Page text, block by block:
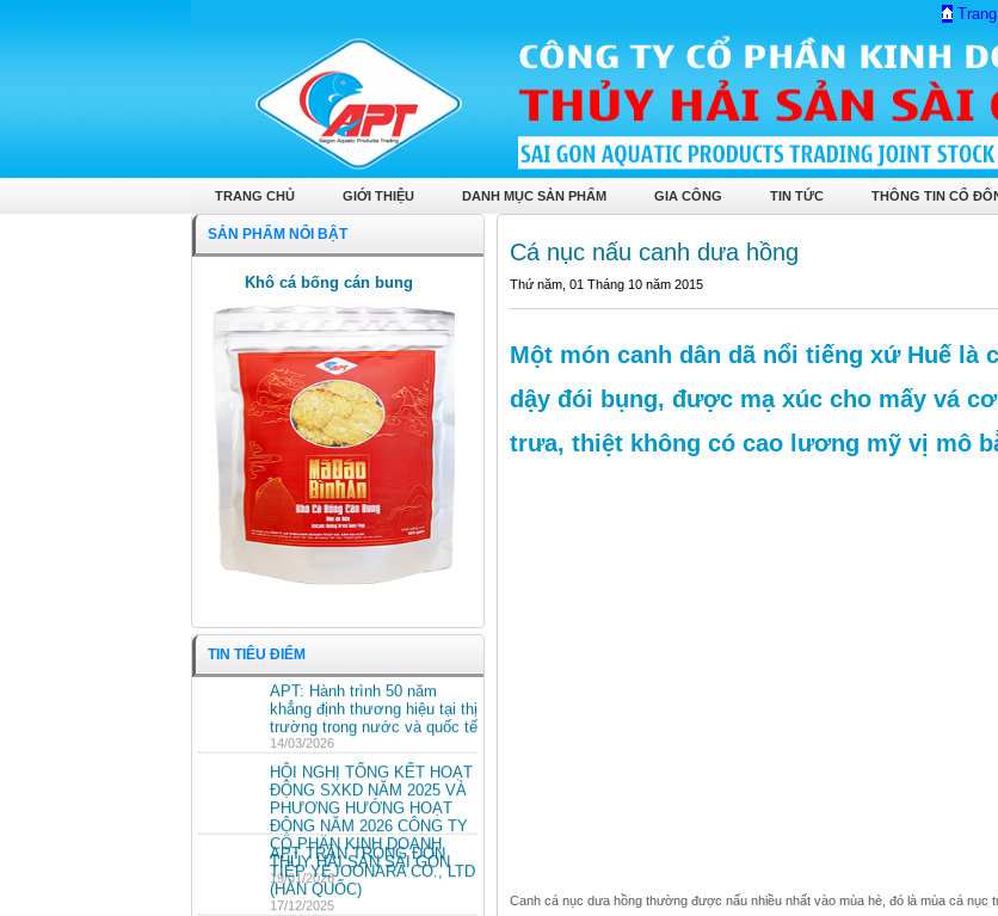
TRANG CHỦ GIỚI THIỆU DANH MỤC SẢN PHẨM GIA CÔNG TIN TỨC THÔNG TIN CỔ
Cá nục nấu canh dưa hồng
Thứ năm, 01 Tháng 10 năm 2015
Một món canh dân dã nổi tiếng xứ Huế là
dậy đói bụng, được mạ xúc cho mấy vá
trưa, thiệt không có cao lương mỹ vị mô
Canh cá nục dưa hồng thường được nấu nhiều nhất vào mùa hè, đó là mùa cá nục
SẢN PHẨM NỔI BẬT
Khô cá bống cán bung
Cá Chẽm phi-lê
TIN TIÊU ĐIỂM
APT: Hành trình 50 năm
khẳng định thương hiệu tại thị
trường trong nước và quốc tế
14/03/2026
HỘI NGHỊ TỔNG KẾT HOẠT
ĐỘNG SXKD NĂM 2025 VÀ
PHƯƠNG HƯỚNG HOẠT
ĐỘNG NĂM 2026 CÔNG TY
CỔ PHẦN KINH DOANH
THỦY HẢI SẢN SÀI GÒN
19/01/2026
APT TRÂN TRỌNG ĐÓN
TIẾP YEJOONARA CO., LTD
(HÀN QUỐC)
17/12/2025